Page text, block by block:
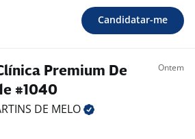
Candidatar-me
Premium De
#1040
Ontem
DE MELO